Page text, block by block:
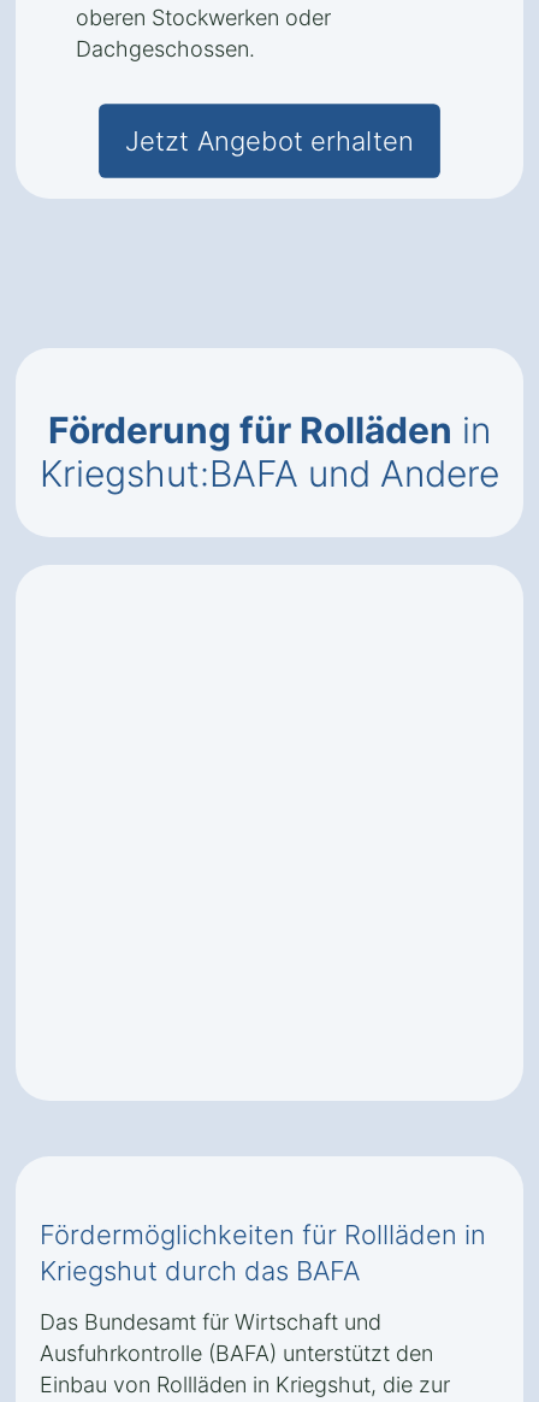
oberen Stockwerken oder
Dachgeschossen.
Jetzt Angebot erhalten
Förderung für Rolläden in
Kriegshut:BAFA und Andere
Fördermöglichkeiten für Rollläden in
Kriegshut durch das BAFA
Das Bundesamt für Wirtschaft und
Ausfuhrkontrolle (BAFA) unterstützt den
Einbau von Rollläden in Kriegshut, die zur